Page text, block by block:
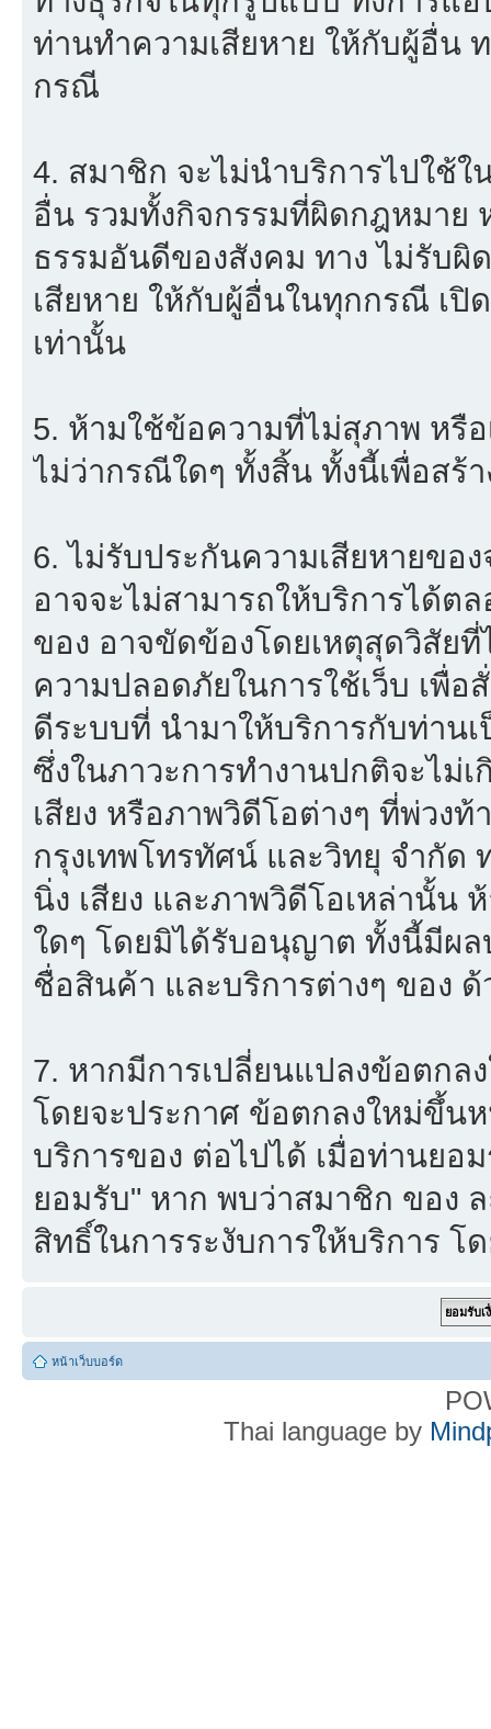
ท่านทำความเสียหาย ให้กับผู้อื่น
กรณี
4. สมาชิก จะไม่นำบริการไปใช้
อื่น รวมทั้งกิจกรรมที่ผิดกฎหมาย
ธรรมอันดีของสังคม ทาง ไม่รับผิ
เสียหาย ให้กับผู้อื่นในทุกกรณี เปิ
เท่านั้น
5. ห้ามใช้ข้อความที่ไม่สุภาพ หรื
ไม่ว่ากรณีใดๆ ทั้งสิ้น ทั้งนี้เพื่อสร้
6. ไม่รับประกันความเสียหายขอ
อาจจะไม่สามารถให้บริการได้ตล
ของ อาจขัดข้องโดยเหตุสุดวิสัย
ความปลอดภัยในการใช้เว็บ เพื่อ
ดีระบบที่ นำมาให้บริการกับท่าน
ซึ่งในภาวะการทำงานปกติจะไม่
เสียง หรือภาพวิดีโอต่างๆ ที่พ่วง
กรุงเทพโทรทัศน์ และวิทยุ จำกัด
นิ่ง เสียง และภาพวิดีโอเหล่านั้น
ใดๆ โดยมิได้รับอนุญาต ทั้งนี้มีผล
ชื่อสินค้า และบริการต่างๆ ของ ด้
7. หากมีการเปลี่ยนแปลงข้อตกล
โดยจะประกาศ ข้อตกลงใหม่ขึ้น
บริการของ ต่อไปได้ เมื่อท่านยอ
ยอมรับ" หาก พบว่าสมาชิก ของ
สิทธิ์ในการระงับการให้บริการ โ
หน้าเว็บบอร์ด
Thai language by